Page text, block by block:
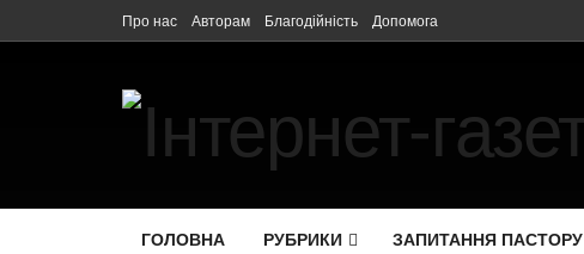
Про нас Авторам Благодійність Допомога
ГОЛОВНА РУБРИКИ ЗАПИТАННЯ ПАСТОРУ